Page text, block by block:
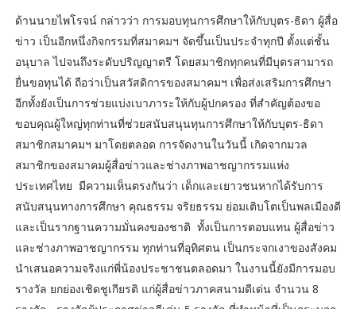
ด้านนายไพโรจน์ กล่าวว่า การมอบทุนการศึกษาให้กับบุตร-ธิดา ผู้สื่อ
ข่าว เป็นอีกหนึ่งกิจกรรมที่สมาคมฯ จัดขึ้นเป็นประจำทุกปี ตั้งแต่ชั้น
อนุบาล ไปจนถึงระดับปริญญาตรี โดยสมาชิกทุกคนที่มีบุตรสามารถ
ยื่นขอทุนได้ ถือว่าเป็นสวัสดิการของสมาคมฯ เพื่อส่งเสริมการศึกษา
อีกทั้งยังเป็นการช่วยแบ่งเบาภาระให้กับผู้ปกครอง ที่สำคัญต้องขอ
ขอบคุณผู้ใหญ่ทุกท่านที่ช่วยสนับสนุนทุนการศึกษาให้กับบุตร-ธิดา
สมาชิกสมาคมฯ มาโดยตลอด การจัดงานในวันนี้ เกิดจากมวล
สมาชิกของสมาคมผู้สื่อข่าวและช่างภาพอาชญากรรมแห่ง
ประเทศไทย มีความเห็นตรงกันว่า เด็กและเยาวชนหากได้รับการ
สนับสนุนทางการศึกษา คุณธรรม จริยธรรม ย่อมเติบโตเป็นพลเมืองดี
และเป็นรากฐานความมั่นคงของชาติ ทั้งเป็นการตอบแทน ผู้สื่อข่าว
และช่างภาพอาชญากรรม ทุกท่านที่อุทิศตน เป็นกระจกเงาของสังคม
นำเสนอความจริงแก่พี่น้องประชาชนตลอดมา ในงานนี้ยังมีการมอบ
รางวัล ยกย่องเชิดชูเกียรติ แก่ผู้สื่อข่าวภาคสนามดีเด่น จำนวน 8